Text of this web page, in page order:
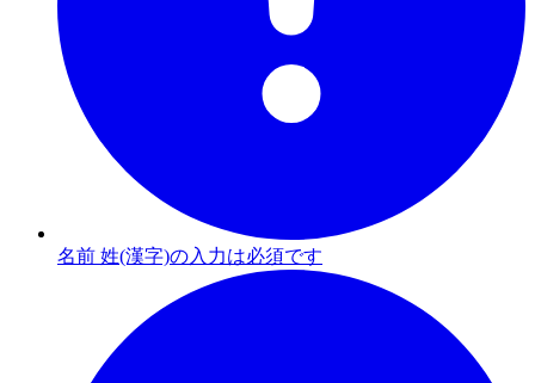
名前 姓(漢字)の入力は必須です